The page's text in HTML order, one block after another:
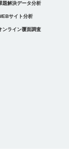
題解決データ分析
サイト分析
ンライン覆面調査